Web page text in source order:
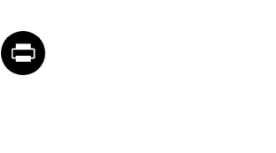
Xon Facebook
article on Email
Email
Share article on Print